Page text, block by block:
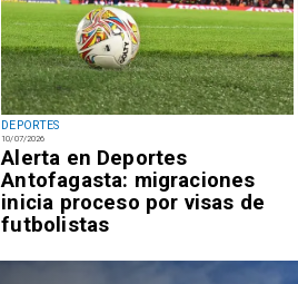
DEPORTES
10/07/2026
Alerta en Deportes
Antofagasta: migraciones
inicia proceso por visas de
futbolistas